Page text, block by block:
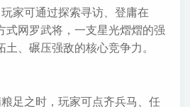
家可通过探索寻访、登庸在
式网罗武将，一支星光熠熠的强
、碾压强敌的核心竞争力。
足之时，玩家可点齐兵马、任